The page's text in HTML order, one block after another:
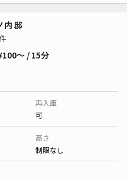
内 邸
〜 / 15分
再入庫
可
高さ
制限なし